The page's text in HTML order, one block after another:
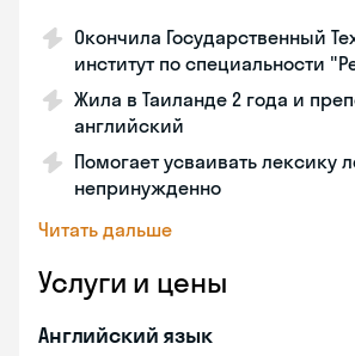
Окончила Государственный
институт по специальности
Жила в Таиланде 2 года и
английский
Помогает усваивать лексику
непринужденно
Читать дальше
Услуги и цены
Английский язык